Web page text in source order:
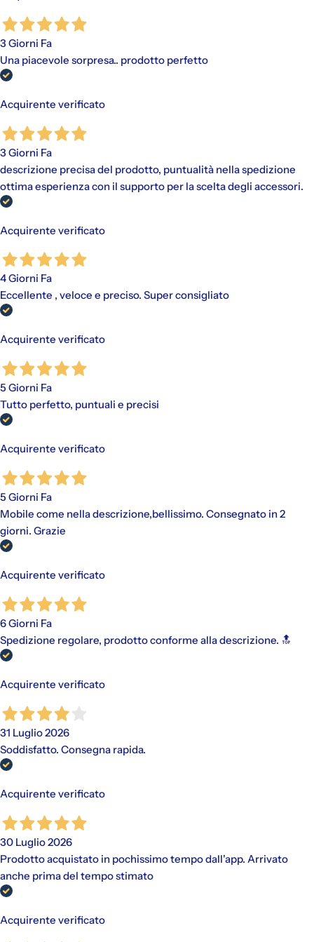
"Paga in 3 rate"
acquisti idonei (da €30,00 a €2.000,00).
e AMEX).
eventuali costi di spedizione calcolati al checkout.
3 Giorni Fa
Una piacevole sorpresa.. prodotto perfetto
Acquirente verificato
3 Giorni Fa
descrizione precisa del prodotto, puntualità nella spedizione
ottima esperienza con il supporto per la scelta degli accessori.
Acquirente verificato
4 Giorni Fa
Eccellente , veloce e preciso. Super consigliato
Acquirente verificato
5 Giorni Fa
Tutto perfetto, puntuali e precisi
Acquirente verificato
5 Giorni Fa
Mobile come nella descrizione,bellissimo. Consegnato in 2
giorni. Grazie
Acquirente verificato
6 Giorni Fa
Spedizione regolare, prodotto conforme alla descrizione. 🔝
Acquirente verificato
31 Luglio 2026
Soddisfatto. Consegna rapida.
Acquirente verificato
30 Luglio 2026
Prodotto acquistato in pochissimo tempo dall'app. Arrivato
anche prima del tempo stimato
Acquirente verificato